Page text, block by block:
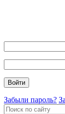
Забыли пароль?